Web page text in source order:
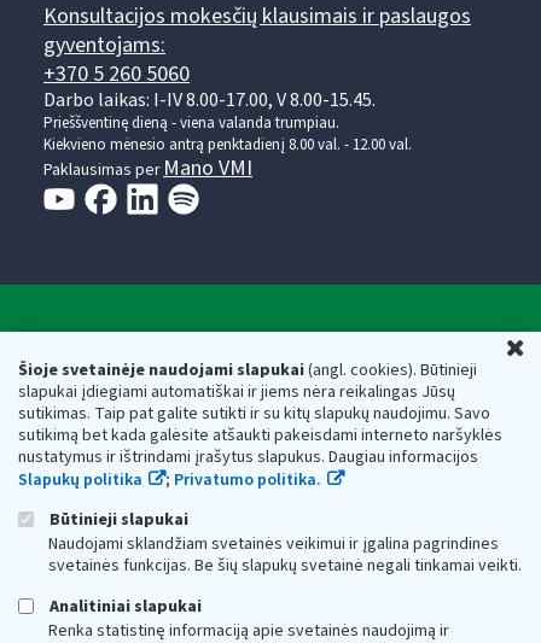
Šioje svetainėje naudojami slapukai(angl. cookies). Būtinieji
slapukai įdiegiami automatiškai ir jiems nėra reikalingas Jūsų
sutikimas. Taip pat galite sutikti ir su kitų slapukų naudojimu. Savo
sutikimą bet kada galėsite atšaukti pakeisdami interneto naršyklės
nustatymus ir ištrindami įrašytus slapukus. Daugiau informacijos
Slapukų politika
; Privatumo politika.
Būtinieji slapukai
Naudojami sklandžiam svetainės veikimui ir įgalina pagrindines
svetainės funkcijas. Be šių slapukų svetainė negali tinkamai veikti.
Analitiniai slapukai
Renka statistinę informaciją apie svetainės naudojimą ir
Konsultacijos mokesčių klausimais ir paslaugos
gyventojams:
+370 5 260 5060
Darbo laikas: I-IV 8.00-17.00, V 8.00-15.45.
Prieššventinę dieną - viena valanda trumpiau.
Kiekvieno mėnesio antrą penktadienį 8.00 val. - 12.00 val.
Paklausimas perMano VMI
Valstybinė mokesčių inspekcija prie Lietuvos
Respublikos finansų ministerijos
Biudžetinė įstaiga. Juridinio asmens kodas — 188659752,
adresas: Vasario 16-osios g. 14, 01107 Vilnius, Lietuva, el.paštas:
vmi@vmi.lt , E. pristatymo dėžutės adresas 188659752
Duomenys apie Valstybinę mokesčių inspekciją prie Lietuvos
Respublikos finansų ministerijos kaupiami ir saugomi Juridinių